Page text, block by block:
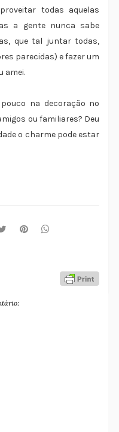
todas aquelas
a gente nunca sabe
que tal juntar todas,
parecidas) e fazer um
amei.
na decoração no
ou familiares? Deu
o charme pode estar